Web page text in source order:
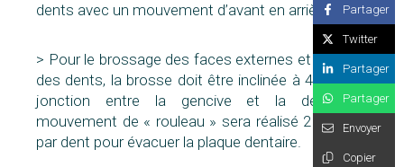
dents avec un mouvement d’avant en arrière.
> Pour le brossage des faces externes et internes
des dents, la brosse doit être inclinée à 45° sur la
jonction entre la gencive et la dent. Un
mouvement de « rouleau » sera réalisé 2 à 3 fois
par dent pour évacuer la plaque dentaire.
Partager
Twitter
Partager
Partager
Envoyer
Copier